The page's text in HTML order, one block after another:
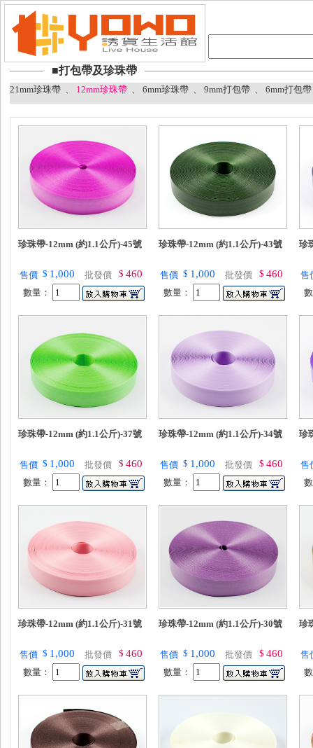
■打包帶及珍珠帶
21mm珍珠帶 、 12mm珍珠帶 、 6mm珍珠帶 、 9mm打包帶 、 6mm打包帶
珍珠帶-12mm (約1.1公斤)-45號
售價 $ 1,000 批發價 $ 460
數量：
珍珠帶-12mm (約1.1公斤)-43號
售價 $ 1,000 批發價 $ 460
數量：
珍
售
珍珠帶-12mm (約1.1公斤)-37號
售價 $ 1,000 批發價 $ 460
數量：
珍珠帶-12mm (約1.1公斤)-34號
售價 $ 1,000 批發價 $ 460
數量：
珍
售
珍珠帶-12mm (約1.1公斤)-31號
售價 $ 1,000 批發價 $ 460
數量：
珍珠帶-12mm (約1.1公斤)-30號
售價 $ 1,000 批發價 $ 460
數量：
珍
售